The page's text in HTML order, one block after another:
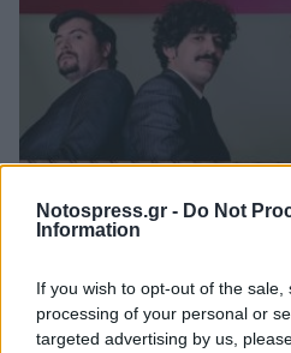
Notospress.gr - Do Not
Information
If you wish to opt-out of the
processing of your personal or
targeted advertising by us,
Music Bar
20/06/2026 11:53